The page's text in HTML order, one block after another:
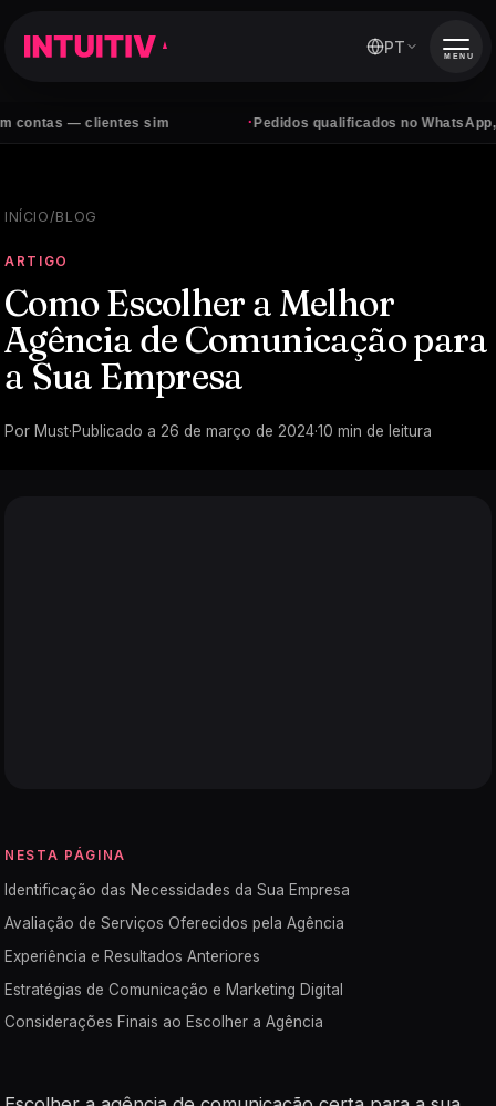
clientes sim Pedidos qualificados no WhatsApp, todos os
PT MENU
INÍCIO/BLOG
ARTIGO
Como Escolher a Melhor
Agência de Comunicação para
a Sua Empresa
Por Must·Publicado a 26 de março de 2024·10 min de leitura
NESTA PÁGINA
Identificação das Necessidades da Sua Empresa
Avaliação de Serviços Oferecidos pela Agência
Experiência e Resultados Anteriores
Estratégias de Comunicação e Marketing Digital
Considerações Finais ao Escolher a Agência